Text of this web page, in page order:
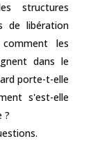
structures
de libération
les
dans le
porte-t-elle
s'est-elle
?